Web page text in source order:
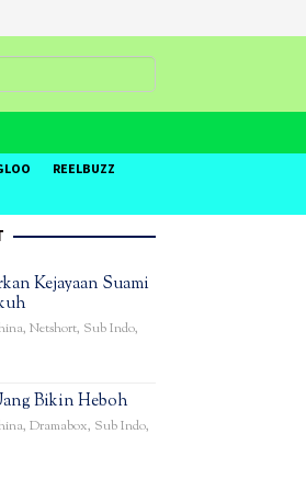
REELBUZZ
Kejayaan Suami
, Netshort, Sub Indo,
Bikin Heboh
, Dramabox, Sub Indo,